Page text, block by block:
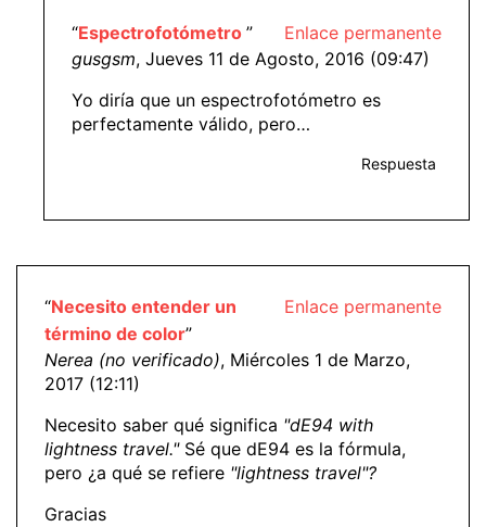
Enlace permanente
“Espectrofotómetro ”
gusgsm, Jueves 11 de Agosto, 2016 (09:47)
Yo diría que un espectrofotómetro es
perfectamente válido, pero…
Respuesta
Enlace permanente
“Necesito entender un
término de color”
Nerea (no verificado), Miércoles 1 de Marzo,
2017 (12:11)
Necesito saber qué significa "dE94 with
lightness travel."Sé que dE94 es la fórmula,
pero ¿a qué se refiere "lightness travel"?
Gracias